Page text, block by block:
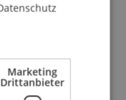
Masse die
es
elementaren
In der
Marketing
Drittanbieter